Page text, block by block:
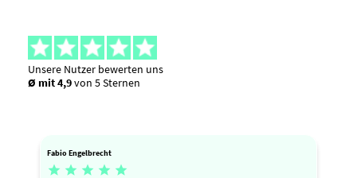
Unsere Nutzer bewerten uns
Ø mit 4,9von 5 Sternen
Fabio Engelbrecht
    